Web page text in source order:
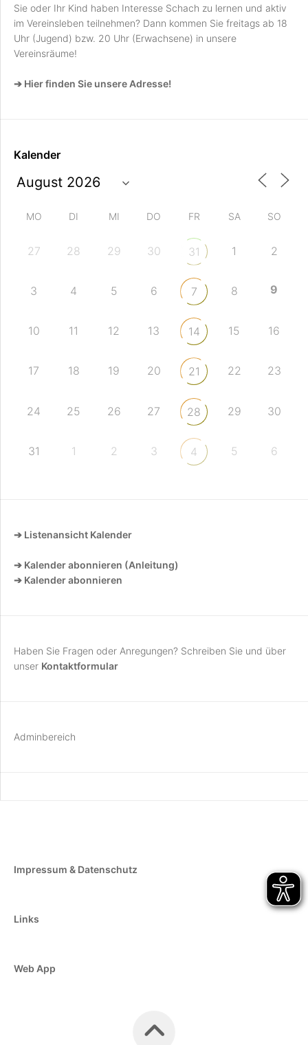
Sie oder Ihr Kind haben Interesse Schach zu lernen und aktiv
im Vereinsleben teilnehmen? Dann kommen Sie freitags ab 18
Uhr (Jugend) bzw. 20 Uhr (Erwachsene) in unsere
Vereinsräume!
➔ Hier finden Sie unsere Adresse!
Kalender
MO DI MI DO FR SA SO
27 28 29 30 31 1 2
3 4 5 6 7 8 9
10 11 12 13 14 15 16
17 18 19 20 21 22 23
24 25 26 27 28 29 30
31 1 2 3 4 5 6
➔ Listenansicht Kalender
➔ Kalender abonnieren (Anleitung)
➔ Kalender abonnieren
Haben Sie Fragen oder Anregungen? Schreiben Sie und über
unser Kontaktformular
Adminbereich
Impressum & Datenschutz
Links
Web App